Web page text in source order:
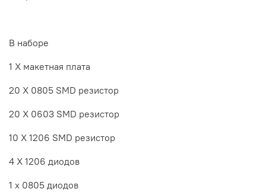
В наборе
1 X макетная плата
20 X 0805 SMD резистор
20 X 0603 SMD резистор
10 X 1206 SMD резистор
4 X 1206 диодов
1 х 0805 диодов